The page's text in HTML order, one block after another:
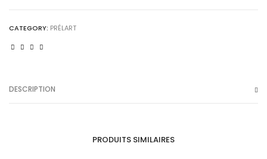
CATEGORY: PRÉLART
DESCRIPTION
PRODUITS SIMILAIRES